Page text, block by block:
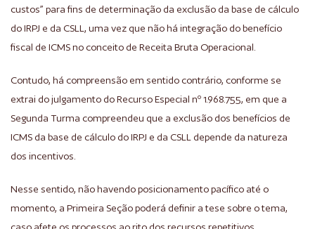
custos” para fins de determinação da exclusão da base de cálculo
do IRPJ e da CSLL, uma vez que não há integração do benefício
fiscal de ICMS no conceito de Receita Bruta Operacional.
Contudo, há compreensão em sentido contrário, conforme se
extrai do julgamento do Recurso Especial nº 1.968.755, em que a
Segunda Turma compreendeu que a exclusão dos benefícios de
ICMS da base de cálculo do IRPJ e da CSLL depende da natureza
dos incentivos.
Nesse sentido, não havendo posicionamento pacífico até o
momento, a Primeira Seção poderá definir a tese sobre o tema,